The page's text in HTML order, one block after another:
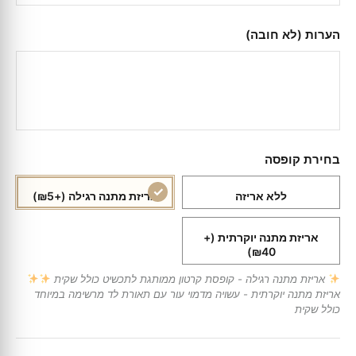
הערות (לא חובה)
בחירת קופסה
ללא אריזה אריזת מתנה רגילה (+₪5)
אריזת מתנה יוקרתית (+
₪40)
אריזת מתנה רגילה - קופסת קרטון ממותגת לתכשיט כולל שקית
אריזת מתנה יוקרתית - עשויה מדמוי עור עם תאורת לד מרשימה במיוחד
כולל שקית